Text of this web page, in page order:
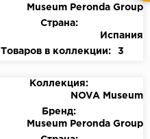
Museum Peronda Group
Страна:
Испания
Товаров в коллекции:
3
Коллекция:
NOVA Museum
Бренд:
Museum Peronda Group